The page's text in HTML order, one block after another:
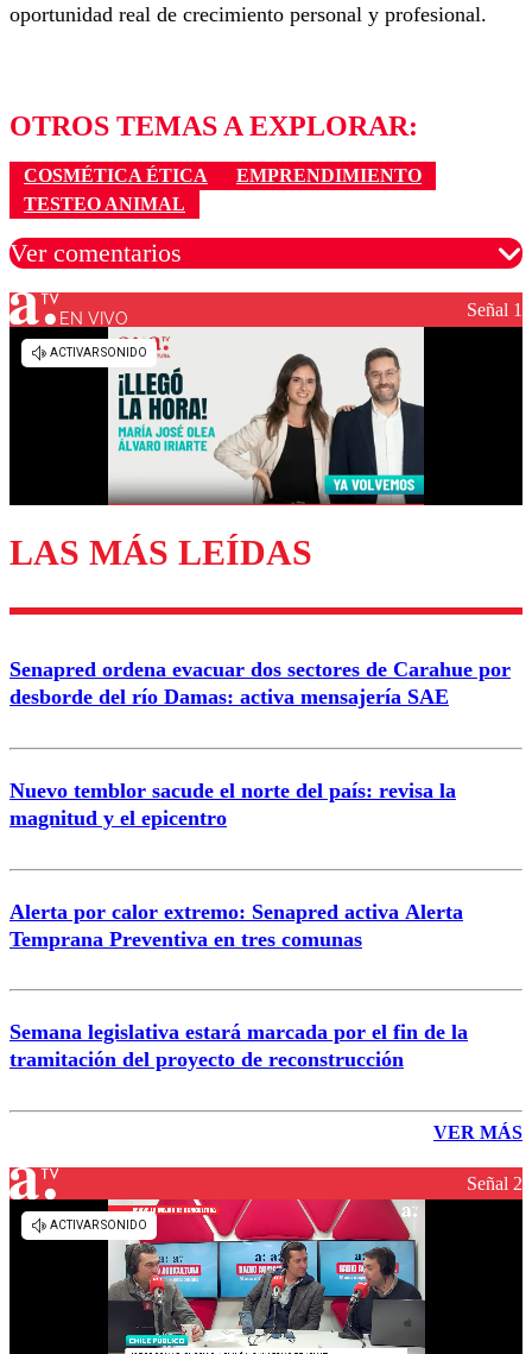
oportunidad real de crecimiento personal y profesional.
OTROS TEMAS A EXPLORAR:
COSMÉTICA ÉTICA
EMPRENDIMIENTO
TESTEO ANIMAL
Ver comentarios
Los comentarios son moderados para garantizar un
diálogo respetuoso.
Enviar comentario
EN VIVO Señal 1
LAS MÁS LEÍDAS
Senapred ordena evacuar dos sectores de Carahue por
desborde del río Damas: activa mensajería SAE
Nuevo temblor sacude el norte del país: revisa la
magnitud y el epicentro
Alerta por calor extremo: Senapred activa Alerta
Temprana Preventiva en tres comunas
Semana legislativa estará marcada por el fin de la
tramitación del proyecto de reconstrucción
VER MÁS
Señal 2